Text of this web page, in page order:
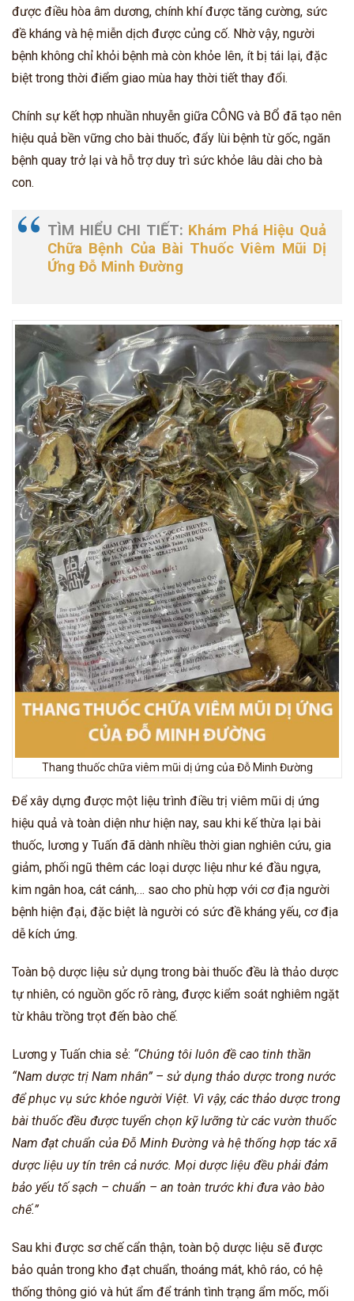
được điều hòa âm dương, chính khí được tăng cường, sức
đề kháng và hệ miễn dịch được củng cố. Nhờ vậy, người
bệnh không chỉ khỏi bệnh mà còn khỏe lên, ít bị tái lại, đặc
biệt trong thời điểm giao mùa hay thời tiết thay đổi.
Chính sự kết hợp nhuần nhuyễn giữa CÔNG và BỔ đã tạo nên
hiệu quả bền vững cho bài thuốc, đẩy lùi bệnh từ gốc, ngăn
bệnh quay trở lại và hỗ trợ duy trì sức khỏe lâu dài cho bà
con.
TÌM HIỂU CHI TIẾT: Khám Phá Hiệu Quả
Chữa Bệnh Của Bài Thuốc Viêm Mũi Dị
Ứng Đỗ Minh Đường
Thang thuốc chữa viêm mũi dị ứng của Đỗ Minh Đường
Để xây dựng được một liệu trình điều trị viêm mũi dị ứng
hiệu quả và toàn diện như hiện nay, sau khi kế thừa lại bài
thuốc, lương y Tuấn đã dành nhiều thời gian nghiên cứu, gia
giảm, phối ngũ thêm các loại dược liệu như ké đầu ngựa,
kim ngân hoa, cát cánh,… sao cho phù hợp với cơ địa người
bệnh hiện đại, đặc biệt là người có sức đề kháng yếu, cơ địa
dễ kích ứng.
Toàn bộ dược liệu sử dụng trong bài thuốc đều là thảo dược
tự nhiên, có nguồn gốc rõ ràng, được kiểm soát nghiêm ngặt
từ khâu trồng trọt đến bào chế.
Lương y Tuấn chia sẻ: “Chúng tôi luôn đề cao tinh thần
“Nam dược trị Nam nhân” – sử dụng thảo dược trong nước
để phục vụ sức khỏe người Việt. Vì vậy, các thảo dược trong
bài thuốc đều được tuyển chọn kỹ lưỡng từ các vườn thuốc
Nam đạt chuẩn của Đỗ Minh Đường và hệ thống hợp tác xã
dược liệu uy tín trên cả nước. Mọi dược liệu đều phải đảm
bảo yếu tố sạch – chuẩn – an toàn trước khi đưa vào bào
chế.”
Sau khi được sơ chế cẩn thận, toàn bộ dược liệu sẽ được
bảo quản trong kho đạt chuẩn, thoáng mát, khô ráo, có hệ
thống thông gió và hút ẩm để tránh tình trạng ẩm mốc, mối